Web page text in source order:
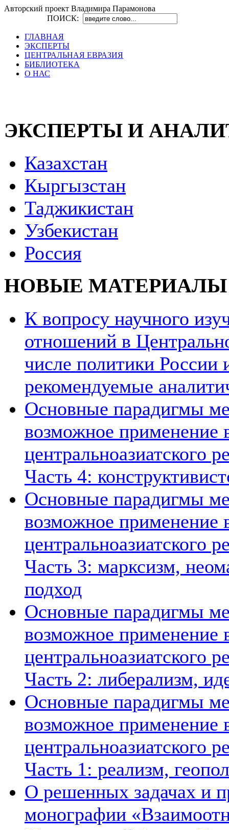
Авторский проект Владимира Парамонова
ПОИСК:
ГЛАВНАЯ
ЭКСПЕРТЫ
ЦЕНТРАЛЬНАЯ ЕВРАЗИЯ
БИБЛИОТЕКА
О НАС
ЭКСПЕРТЫ И
Казахстан
Кыргызстан
Таджикистан
Узбекистан
Россия
НОВЫЕ МАТЕРИАЛЫ
К вопросу научного
отношений в
числе политики России
рекомендуемые
Основные парадигмы
возможное применение
центральноазиатского
Часть 4:
Основные парадигмы
возможное применение
центральноазиатского
Часть 3: марксизм,
подход
Основные парадигмы
возможное применение
центральноазиатского
Часть 2: либерализм,
Основные парадигмы
возможное применение
центральноазиатского
Часть 1: реализм,
О решенных задачах и
монографии